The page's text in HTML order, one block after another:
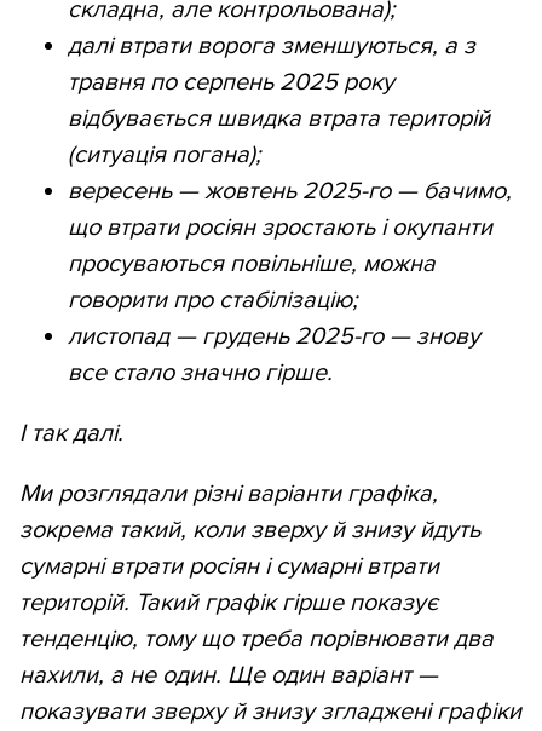
складна, але контрольована);
далі втрати ворога зменшуються, а з
травня по серпень 2025 року
відбувається швидка втрата територій
(ситуація погана);
вересень — жовтень 2025-го — бачимо,
що втрати росіян зростають і окупанти
просуваються повільніше, можна
говорити про стабілізацію;
листопад — грудень 2025-го — знову
все стало значно гірше.
І так далі.
Ми розглядали різні варіанти графіка,
зокрема такий, коли зверху й знизу йдуть
сумарні втрати росіян і сумарні втрати
територій. Такий графік гірше показує
тенденцію, тому що треба порівнювати два
нахили, а не один. Ще один варіант —
показувати зверху й знизу згладжені графіки